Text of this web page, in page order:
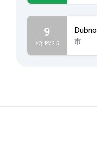
9
AQI PM2.5
Dubno
市